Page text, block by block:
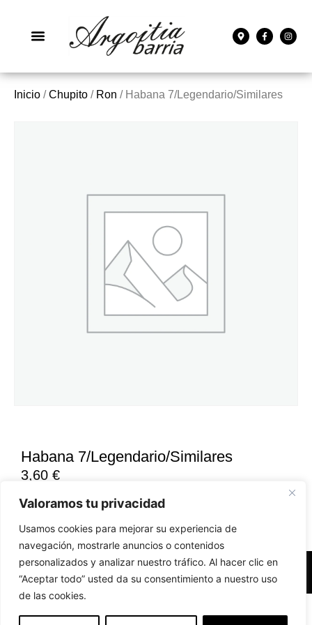
Valoramos tu privacidad
Usamos cookies para mejorar su experiencia de
navegación, mostrarle anuncios o contenidos
personalizados y analizar nuestro tráfico. Al hacer clic en
“Aceptar todo” usted da su consentimiento a nuestro uso
de las cookies.
Inicio /Chupito / Ron / Habana 7/Legendario/Similares
Habana 7/Legendario/Similares
3,60 €
Accesibilidad Aviso Legal Políticas de Cookies
EN